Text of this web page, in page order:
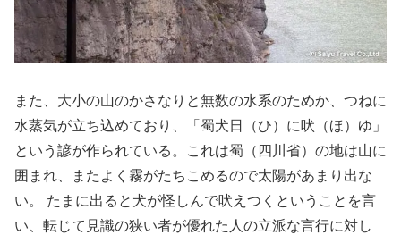
また、大小の山のかさなりと無数の水系のためか、つねに
水蒸気が立ち込めており、
「蜀犬日（ひ）に吠（ほ）ゆ」
という諺が作られている。これは蜀（四川省）の地は山に
囲まれ、またよく霧がたちこめるので太陽があまり出な
い。 たまに出ると犬が怪しんで吠えつくということを言
い、転じて見識の狭い者が優れた人の立派な言行に対し